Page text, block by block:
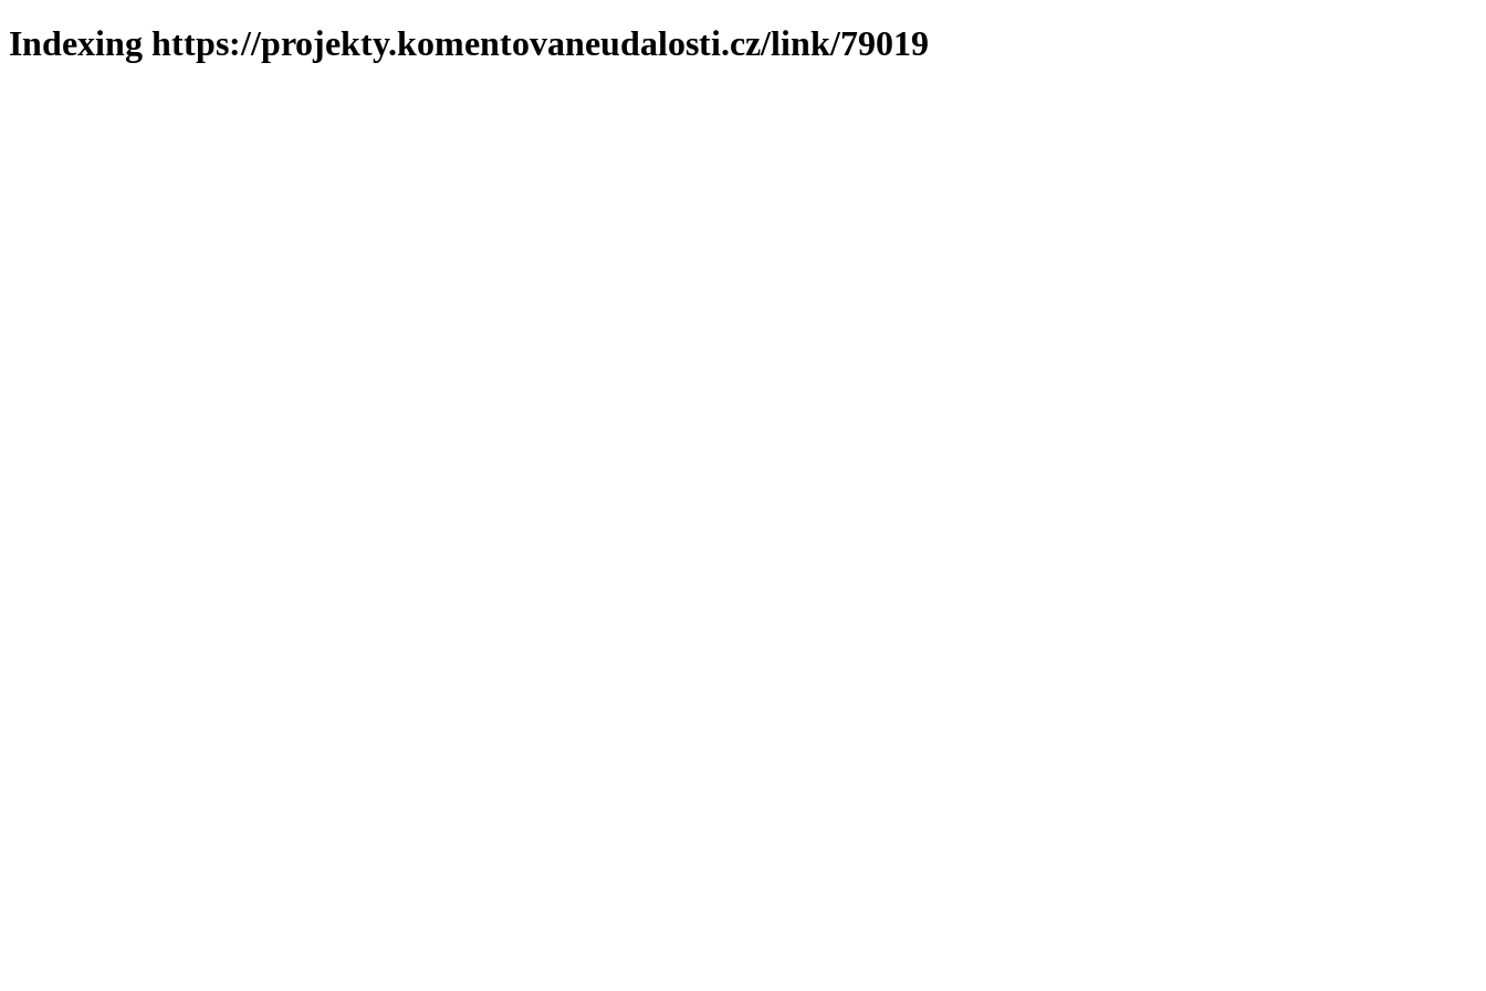
Indexing https://projekty.komentovaneudalosti.cz/link/79019